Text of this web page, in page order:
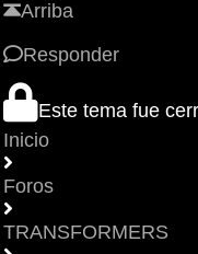
Arriba
Responder
Este tema fue
Inicio
Foros
TRANSFORMERS